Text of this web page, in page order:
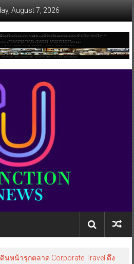
August 7, 2026
นหน้ารุกตลาด Corporate Travel ดึง